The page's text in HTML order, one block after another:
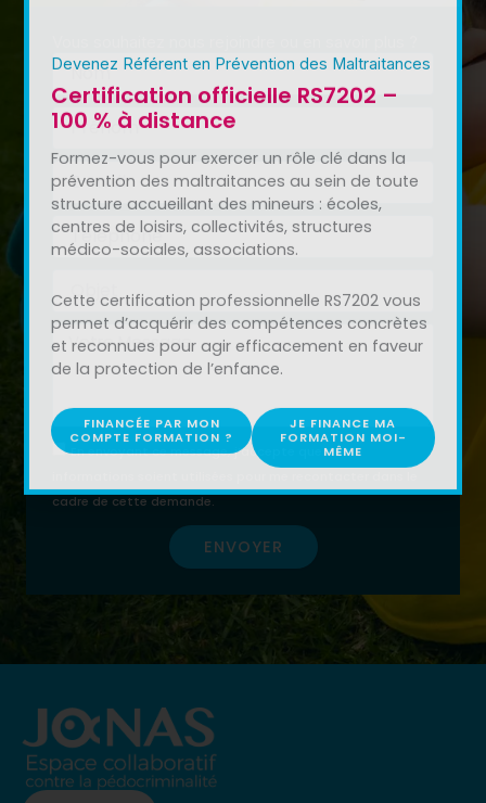
Nom
Prénom
E-
mail
Téléphone
Message
En envoyant ce message, j’accepte que mes
cadre de cette demande.
ENVOYER
Formez-vous pour exercer un rôle clé dans la
prévention des maltraitances au sein de toute
structure accueillant des mineurs : écoles,
centres de loisirs, collectivités, structures
médico-sociales, associations.
Cette certification professionnelle RS7202 vous
permet d’acquérir des compétences concrètes
de la protection de l’enfance.
FINANCÉE PAR MON
COMPTE FORMATION ?
JE FINANCE MA